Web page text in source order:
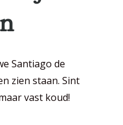
Santiago de
zien staan. Sint
vast koud!